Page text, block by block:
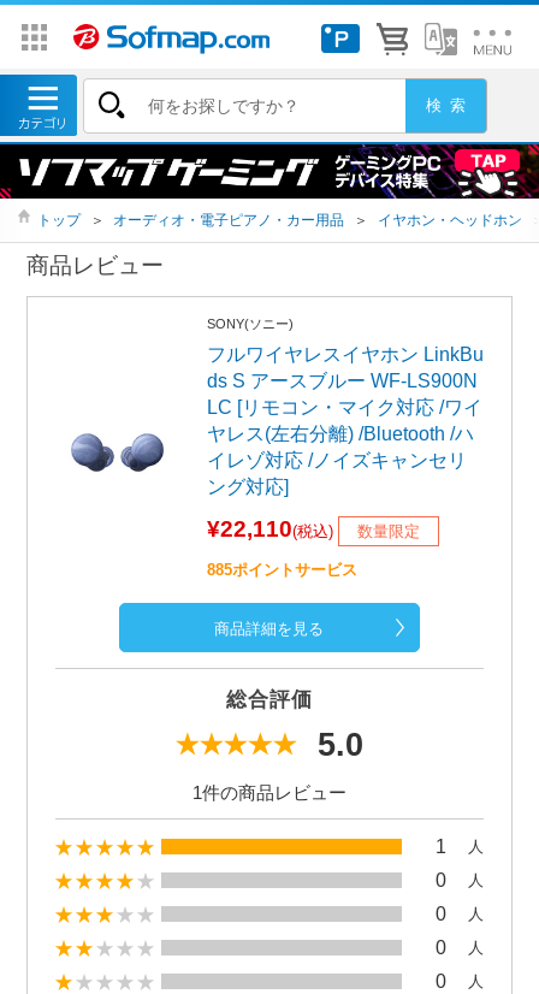
トップ ＞ オーディオ・電子ピアノ・カー用品 ＞ イヤホン・ヘッドホン
商品レビュー
SONY(ソニー)
フルワイヤレスイヤホン LinkBu
ds S アースブルー WF-LS900N
LC [リモコン・マイク対応 /ワイ
ヤレス(左右分離) /Bluetooth /ハ
イレゾ対応 /ノイズキャンセリ
ング対応]
¥22,110(税込) 数量限定
885ポイントサービス
商品詳細を見る
総合評価
5.0
1件の商品レビュー
1 人
0 人
0 人
0 人
0 人